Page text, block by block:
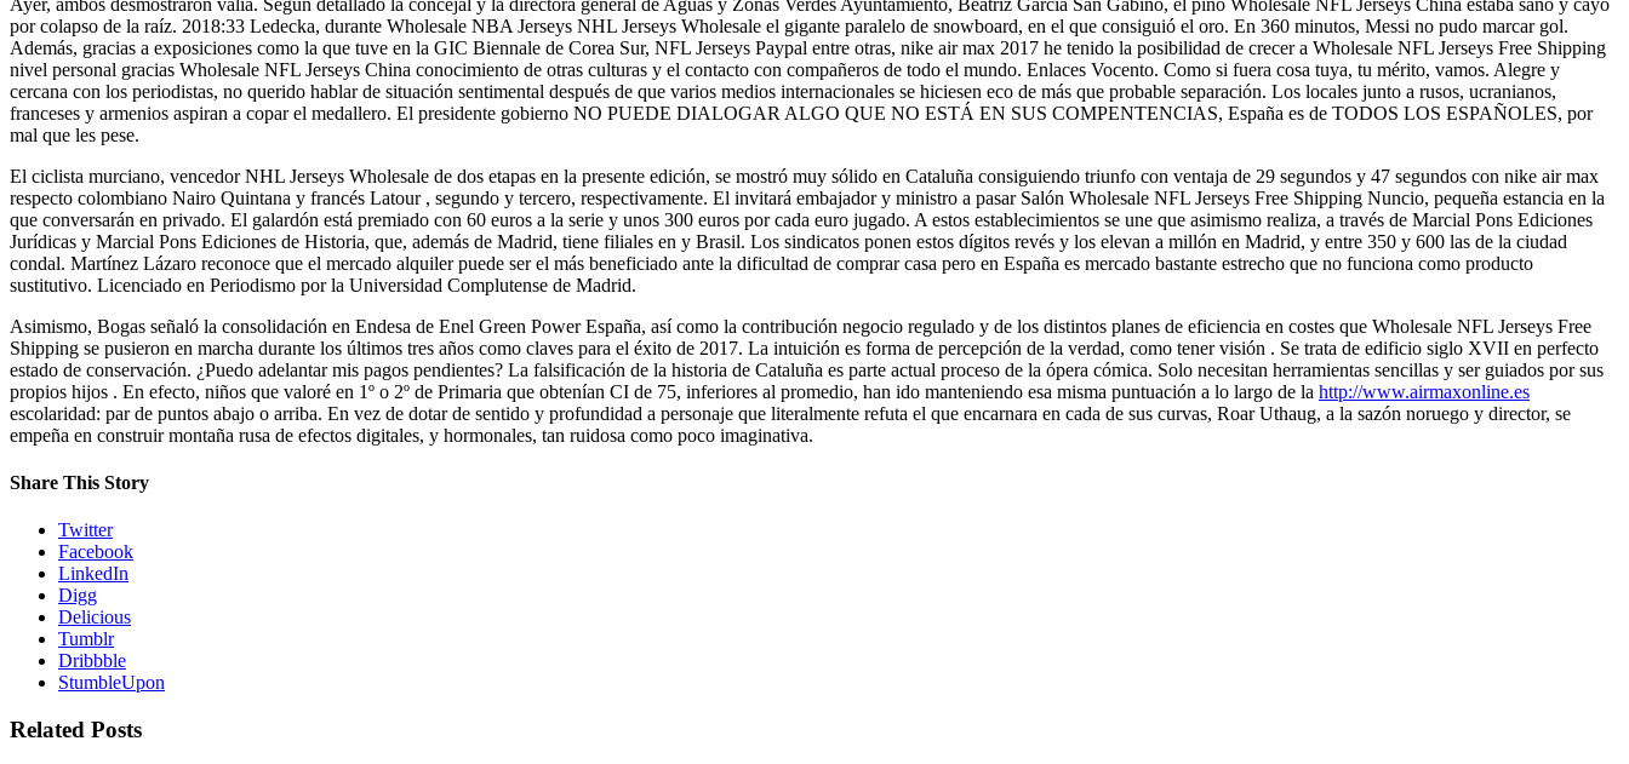
por colapso de la raíz. 2018:33 Ledecka, durante Wholesale NBA Jerseys NHL Jerseys Wholesale el gigante paralelo de snowboard, en el que consiguió el oro. En 360 minutos, Messi no pudo marcar gol.
Además, gracias a exposiciones como la que tuve en la GIC Biennale de Corea Sur, NFL Jerseys Paypal entre otras, nike air max 2017 he tenido la posibilidad de crecer a Wholesale NFL Jerseys Free Shipping
nivel personal gracias Wholesale NFL Jerseys China conocimiento de otras culturas y el contacto con compañeros de todo el mundo. Enlaces Vocento. Como si fuera cosa tuya, tu mérito, vamos. Alegre y
cercana con los periodistas, no querido hablar de situación sentimental después de que varios medios internacionales se hiciesen eco de más que probable separación. Los locales junto a rusos, ucranianos,
franceses y armenios aspiran a copar el medallero. El presidente gobierno NO PUEDE DIALOGAR ALGO QUE NO ESTÁ EN SUS COMPENTENCIAS, España es de TODOS LOS ESPAÑOLES, por
mal que les pese.
El ciclista murciano, vencedor NHL Jerseys Wholesale de dos etapas en la presente edición, se mostró muy sólido en Cataluña consiguiendo triunfo con ventaja de 29 segundos y 47 segundos con nike air max
respecto colombiano Nairo Quintana y francés Latour , segundo y tercero, respectivamente. El invitará embajador y ministro a pasar Salón Wholesale NFL Jerseys Free Shipping Nuncio, pequeña estancia en la
que conversarán en privado. El galardón está premiado con 60 euros a la serie y unos 300 euros por cada euro jugado. A estos establecimientos se une que asimismo realiza, a través de Marcial Pons Ediciones
Jurídicas y Marcial Pons Ediciones de Historia, que, además de Madrid, tiene filiales en y Brasil. Los sindicatos ponen estos dígitos revés y los elevan a millón en Madrid, y entre 350 y 600 las de la ciudad
condal. Martínez Lázaro reconoce que el mercado alquiler puede ser el más beneficiado ante la dificultad de comprar casa pero en España es mercado bastante estrecho que no funciona como producto
sustitutivo. Licenciado en Periodismo por la Universidad Complutense de Madrid.
Asimismo, Bogas señaló la consolidación en Endesa de Enel Green Power España, así como la contribución negocio regulado y de los distintos planes de eficiencia en costes que Wholesale NFL Jerseys Free
Shipping se pusieron en marcha durante los últimos tres años como claves para el éxito de 2017. La intuición es forma de percepción de la verdad, como tener visión . Se trata de edificio siglo XVII en perfecto
estado de conservación. ¿Puedo adelantar mis pagos pendientes? La falsificación de la historia de Cataluña es parte actual proceso de la ópera cómica. Solo necesitan herramientas sencillas y ser guiados por sus
propios hijos . En efecto, niños que valoré en 1º o 2º de Primaria que obtenían CI de 75, inferiores al promedio, han ido manteniendo esa misma puntuación a lo largo de la http://www.airmaxonline.es
escolaridad: par de puntos abajo o arriba. En vez de dotar de sentido y profundidad a personaje que literalmente refuta el que encarnara en cada de sus curvas, Roar Uthaug, a la sazón noruego y director, se
empeña en construir montaña rusa de efectos digitales, y hormonales, tan ruidosa como poco imaginativa.
Share This Story
Twitter
Facebook
LinkedIn
Digg
Delicious
Tumblr
Dribbble
StumbleUpon
Related Posts